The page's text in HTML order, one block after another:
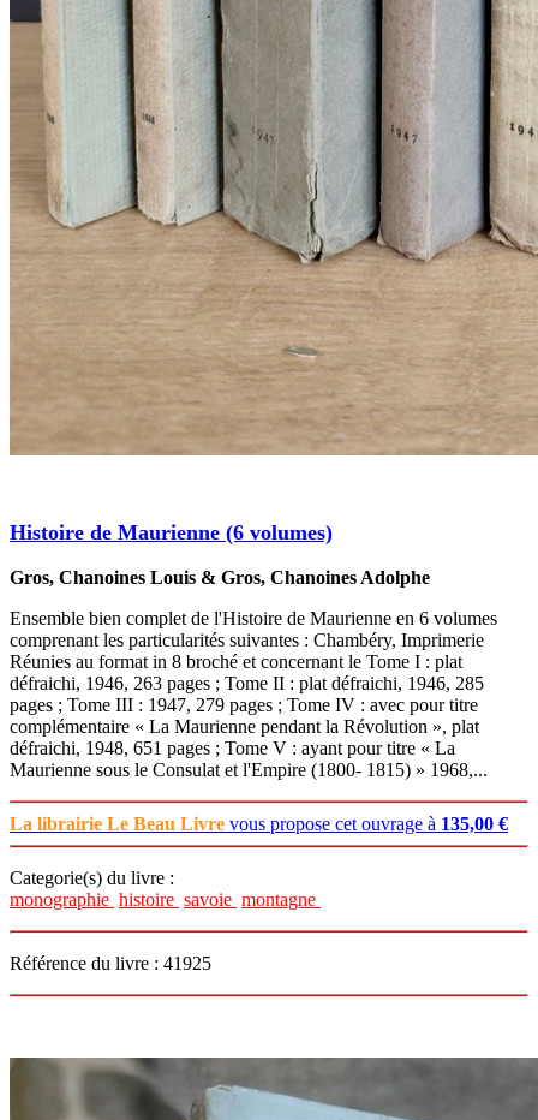
Histoire de Maurienne (6 volumes)
Gros, Chanoines Louis & Gros, Chanoines Adolphe
Ensemble bien complet de l'Histoire de Maurienne en 6 volumes
comprenant les particularités suivantes : Chambéry, Imprimerie
Réunies au format in 8 broché et concernant le Tome I : plat
défraichi, 1946, 263 pages ; Tome II : plat défraichi, 1946, 285
pages ; Tome III : 1947, 279 pages ; Tome IV : avec pour titre
complémentaire « La Maurienne pendant la Révolution », plat
défraichi, 1948, 651 pages ; Tome V : ayant pour titre « La
Maurienne sous le Consulat et l'Empire (1800- 1815) » 1968,...
La librairie Le Beau Livre vous propose cet ouvrage à 135,00 €
Categorie(s) du livre :
monographie histoire savoie montagne
Référence du livre : 41925